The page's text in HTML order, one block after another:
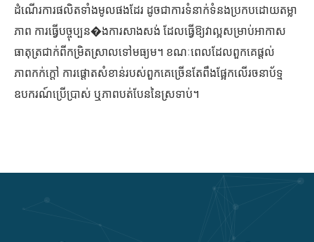
ដំណើរការផលិតទាំងមូលផងដែរ ដូចជាការទំនាក់ទំនងប្រកបដោយតម្លា
ភាព ការធ្វើបច្ចុប្បន�ងការសាងសង់ ដែលធ្វើឱ្យវាល្អសម្រាប់អាកាស
ធាតុត្រជាក់ពីកម្រិតស្រាលទៅមធ្យម។ ខណៈពេលដែលពួកគេផ្តល់
ភាពកក់ក្តៅ ការផ្តោតសំខាន់របស់ពួកគេច្រើនតែពឹងផ្អែកលើរចនាប័ទ្ម
ឧបករណ៍ប្រើប្រាស់ ឬភាពបត់បែននៃស្រទាប់។